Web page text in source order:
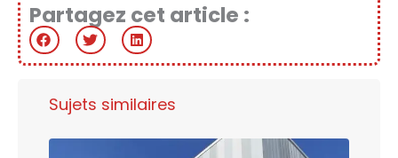
Partagez cet article :
Sujets similaires